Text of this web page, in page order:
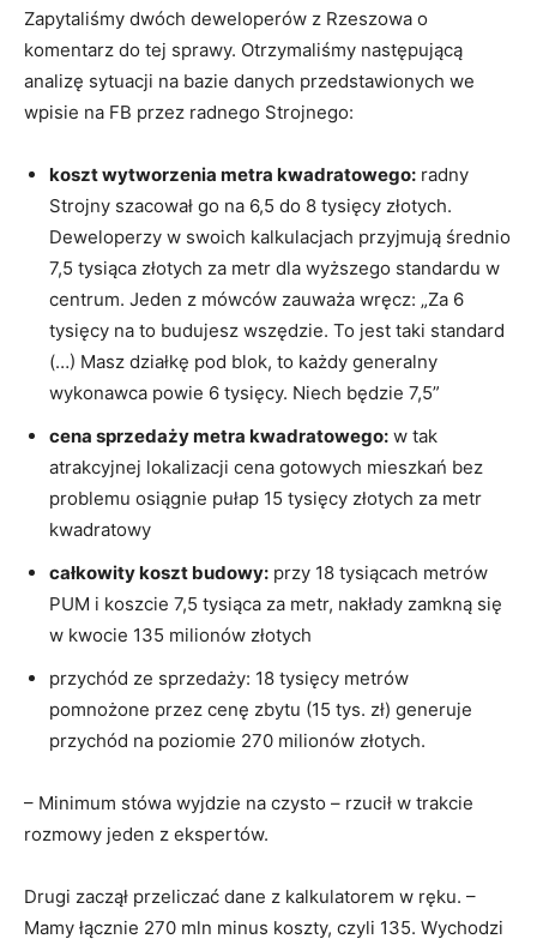
Zapytaliśmy dwóch deweloperów z Rzeszowa o
komentarz do tej sprawy. Otrzymaliśmy następującą
analizę sytuacji na bazie danych przedstawionych we
wpisie na FB przez radnego Strojnego:
koszt wytworzenia metra kwadratowego: radny
Strojny szacował go na 6,5 do 8 tysięcy złotych.
Deweloperzy w swoich kalkulacjach przyjmują średnio
7,5 tysiąca złotych za metr dla wyższego standardu w
centrum. Jeden z mówców zauważa wręcz: „Za 6
tysięcy na to budujesz wszędzie. To jest taki standard
(…) Masz działkę pod blok, to każdy generalny
wykonawca powie 6 tysięcy. Niech będzie 7,5”
cena sprzedaży metra kwadratowego: w tak
atrakcyjnej lokalizacji cena gotowych mieszkań bez
problemu osiągnie pułap 15 tysięcy złotych za metr
kwadratowy
całkowity koszt budowy: przy 18 tysiącach metrów
PUM i koszcie 7,5 tysiąca za metr, nakłady zamkną się
w kwocie 135 milionów złotych
przychód ze sprzedaży: 18 tysięcy metrów
pomnożone przez cenę zbytu (15 tys. zł) generuje
przychód na poziomie 270 milionów złotych.
– Minimum stówa wyjdzie na czysto – rzucił w trakcie
rozmowy jeden z ekspertów.
Drugi zaczął przeliczać dane z kalkulatorem w ręku. –
Mamy łącznie 270 mln minus koszty, czyli 135. Wychodzi